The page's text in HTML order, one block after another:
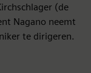
(de
Nagano neemt
te dirigeren.